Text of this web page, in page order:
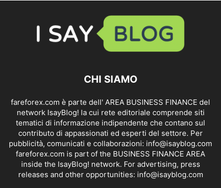
CHI SIAMO
fareforex.com è parte dell' AREA BUSINESS FINANCE del
network IsayBlog! la cui rete editoriale comprende siti
tematici di informazione indipendente che contano sul
contributo di appassionati ed esperti del settore. Per
pubblicità, comunicati e collaborazioni: info@isayblog.com
fareforex.com is part of the BUSINESS FINANCE AREA
inside the IsayBlog! network. For advertising, press
releases and other opportunities: info@isayblog.com